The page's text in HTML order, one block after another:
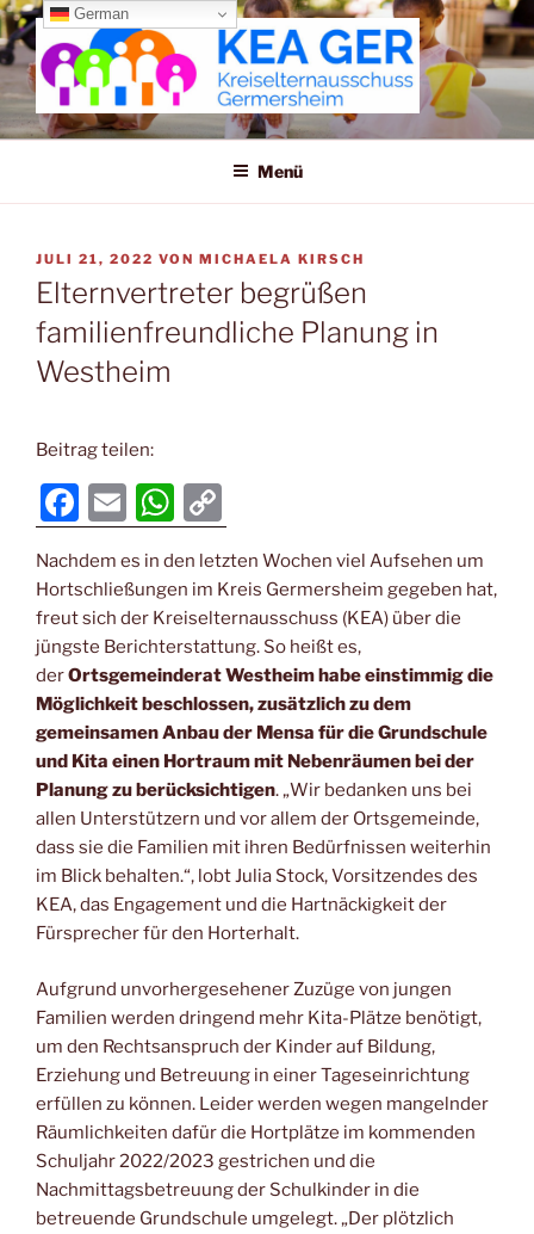
Zum
Inhalt
springen
KREISELTERNAUSSCHUSS
GERMERSHEIM
Menü
VERÖFFENTLICHT
AM
JULI 21, 2022 VON MICHAELA KIRSCH
Elternvertreter begrüßen
familienfreundliche Planung in
Westheim
Beitrag teilen:
F
a
c
e
b
o
o
k
E
m
ai
l
W
h
at
s
A
p
p
o
p
y
Li
n
k
Nachdem es in den letzten Wochen viel Aufsehen um
Hortschließungen im Kreis Germersheim gegeben hat,
freut sich der Kreiselternausschuss (KEA) über die
jüngste Berichterstattung. So heißt es,
derOrtsgemeinderat Westheim habe einstimmig die
Möglichkeit beschlossen, zusätzlich zu dem
gemeinsamen Anbau der Mensa für die Grundschule
und Kita einen Hortraum mit Nebenräumen bei der
Planung zu berücksichtigen. „Wir bedanken uns bei
allen Unterstützern und vor allem der Ortsgemeinde,
dass sie die Familien mit ihren Bedürfnissen weiterhin
im Blick behalten.“, lobt Julia Stock, Vorsitzendes des
KEA, das Engagement und die Hartnäckigkeit der
Fürsprecher für den Horterhalt.
Aufgrund unvorhergesehener Zuzüge von jungen
Familien werden dringend mehr Kita-Plätze benötigt,
um den Rechtsanspruch der Kinder auf Bildung,
Erziehung und Betreuung in einer Tageseinrichtung
erfüllen zu können. Leider werden wegen mangelnder
Räumlichkeiten dafür die Hortplätze im kommenden
Schuljahr 2022/2023 gestrichen und die
Nachmittagsbetreuung der Schulkinder in die
betreuende Grundschule umgelegt. „Der plötzlich
German